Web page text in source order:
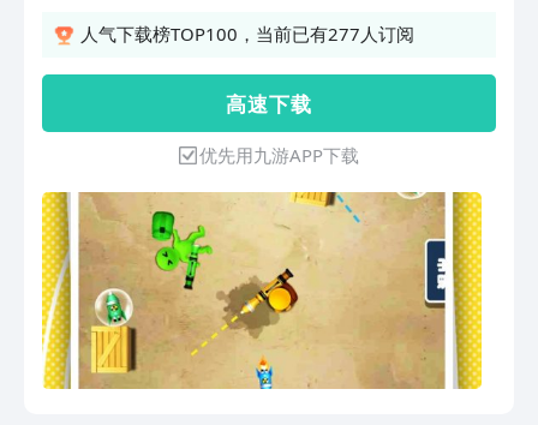
战机器人！是一款非常适合好基友之间享
多种手指对战关卡来测试你的反应，实时
完成两人游戏挑战，享受最刺激的手指对
战盛宴！派对热场必备小游戏，你值得拥
有！
人气下载榜TOP100，当前已有277人订阅
高 速 下 载
优先用九游APP下载